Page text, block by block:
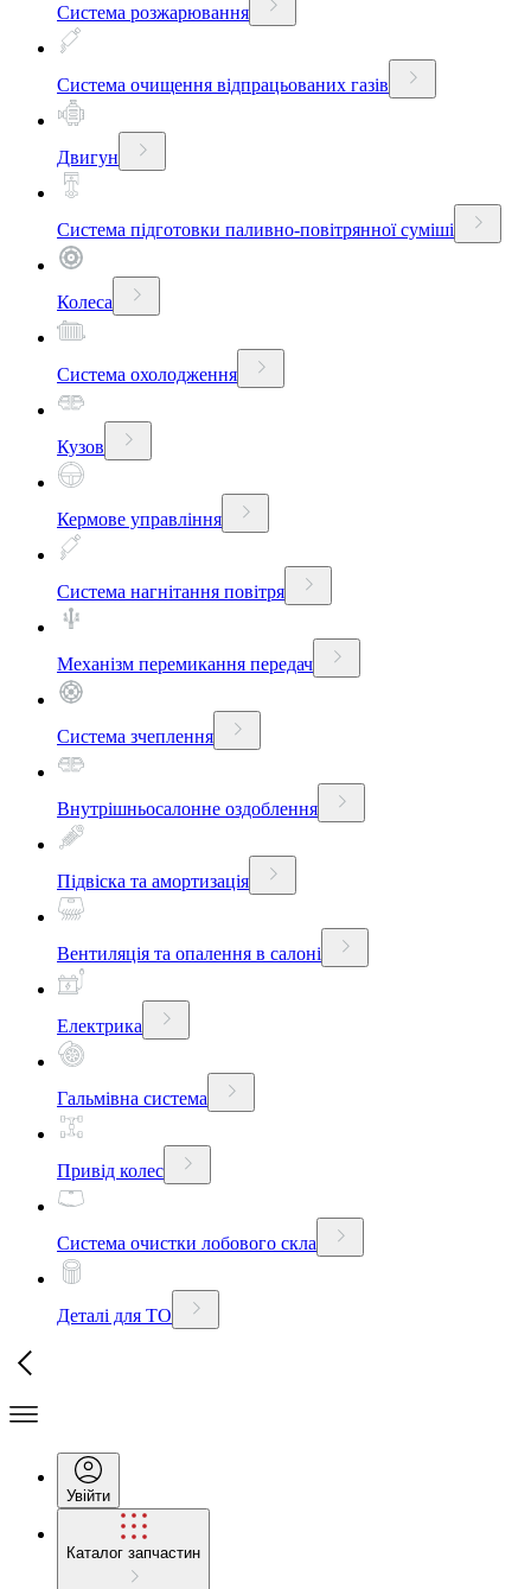
Система розжарювання
Система очищення відпрацьованих газів
Двигун
Система підготовки паливно-повітрянної суміші
Колеса
Система охолодження
Кузов
Кермове управління
Система нагнітання повітря
Механізм перемикання передач
Система зчеплення
Внутрішньосалонне оздоблення
Підвіска та амортизація
Вентиляція та опалення в салоні
Електрика
Гальмівна система
Привід колес
Система очистки лобового скла
Деталі для ТО
Увійти
Каталог запчастин